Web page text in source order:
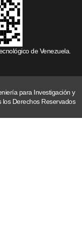
de Venezuela.
para Investigación y
los Derechos Reservados